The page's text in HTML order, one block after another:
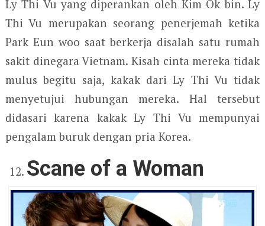
Ly Thi Vu yang diperankan oleh Kim Ok bin. Ly
Thi Vu merupakan seorang penerjemah ketika
Park Eun woo saat berkerja disalah satu rumah
sakit dinegara Vietnam. Kisah cinta mereka tidak
mulus begitu saja, kakak dari Ly Thi Vu tidak
menyetujui hubungan mereka. Hal tersebut
didasari karena kakak Ly Thi Vu mempunyai
pengalam buruk dengan pria Korea.
Scane of a Woman